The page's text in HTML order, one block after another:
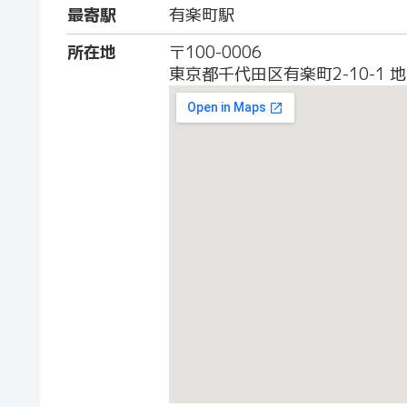
最寄駅
有楽町駅
所在地
〒100-0006
東京都千代田区有楽町2-10-1